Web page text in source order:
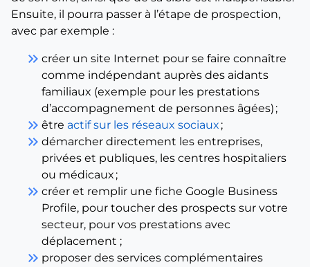
Ensuite, il pourra passer à l’étape de prospection,
avec par exemple :
keyboard_double_arrow_right créer un site Internet pour se faire connaître
comme indépendant auprès des aidants
familiaux (exemple pour les prestations
d’accompagnement de personnes âgées) ;
keyboard_double_arrow_right être actif sur les réseaux sociaux ;
keyboard_double_arrow_right démarcher directement les entreprises,
privées et publiques, les centres hospitaliers
ou médicaux ;
keyboard_double_arrow_right créer et remplir une fiche Google Business
Profile, pour toucher des prospects sur votre
secteur, pour vos prestations avec
déplacement ;
keyboard_double_arrow_right proposer des services complémentaires